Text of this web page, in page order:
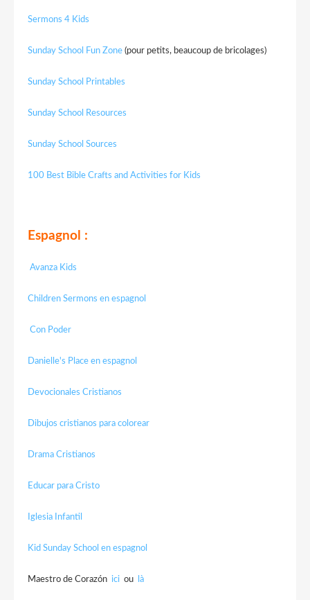
Sermons 4 Kids
Sunday School Fun Zone (pour petits, beaucoup de bricolages)
Sunday School Printables
Sunday School Resources
Sunday School Sources
100 Best Bible Crafts and Activities for Kids
Espagnol :
Avanza Kids
Children Sermons en espagnol
Con Poder
Danielle's Place en espagnol
Devocionales Cristianos
Dibujos cristianos para colorear
Drama Cristianos
Educar para Cristo
Iglesia Infantil
Kid Sunday School en espagnol
Maestro de Corazón ici ou là